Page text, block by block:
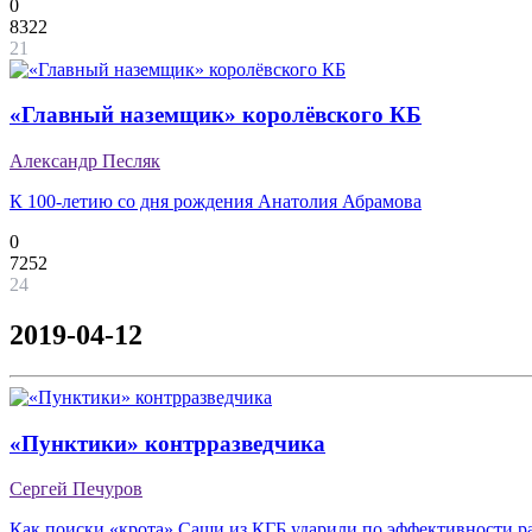
0
8322
21
«Главный наземщик» королёвского КБ
Александр Песляк
К 100-летию со дня рождения Анатолия Абрамова
0
7252
24
2019-04-12
«Пунктики» контрразведчика
Сергей Печуров